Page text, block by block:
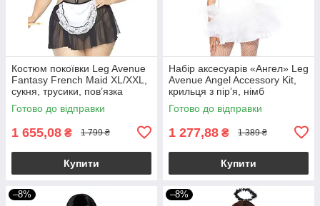
Костюм покоївки Leg Avenue
Fantasy French Maid XL/XXL,
сукня, трусики, пов’язка
Готово до відправки
1 655,08 ₴ 1 799 ₴
Купити
Набір аксесуарів «Ангел» Leg
Avenue Angel Accessory Kit,
крильця з пір’я, німб
Готово до відправки
1 277,88 ₴ 1 389 ₴
Купити
–8% –8%